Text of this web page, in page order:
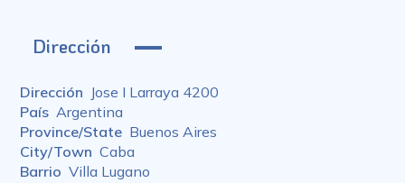
Dirección
Dirección Jose I Larraya 4200
País Argentina
Province/State Buenos Aires
City/Town Caba
Barrio Villa Lugano